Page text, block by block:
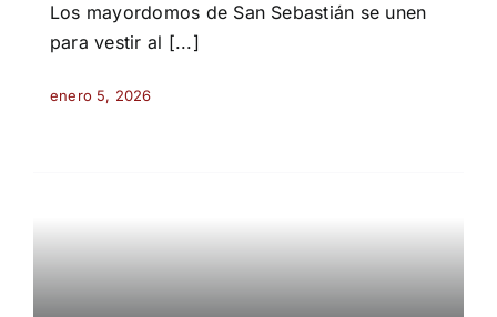
Los mayordomos de San Sebastián se unen
para vestir al [...]
enero 5, 2026